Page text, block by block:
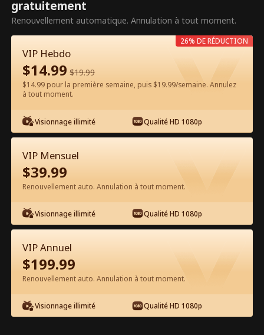
Débloquez pour regarder.
60 Débloquer maintenant
Épisode 21 - Le roi de la pègre se bat
pour sa femme Film complet
1-50 51-80 Tous les épisodes
21
gratuitement
Renouvellement automatique. Annulation à tout moment.
VIP Hebdo
$14.99 $19.99
$14.99 pour la première semaine, puis $19.99/semaine. Annulez
à tout moment.
Visionnage illimité Qualité HD 1080p
26% DE RÉDUCTION
VIP Mensuel
$39.99
Renouvellement auto. Annulation à tout moment.
Visionnage illimité Qualité HD 1080p
VIP Annuel
$199.99
Renouvellement auto. Annulation à tout moment.
Visionnage illimité Qualité HD 1080p